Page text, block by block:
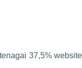
37,5%